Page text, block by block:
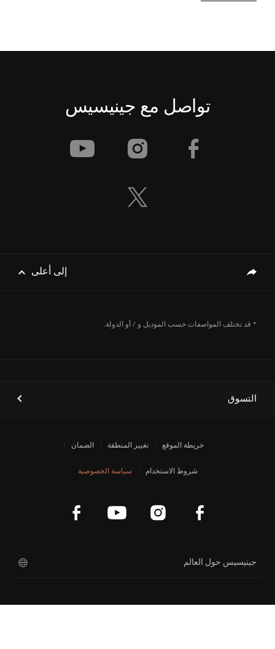
تواصل مع جينيسيس
إلى أعلى
* قد تختلف المواصفات حسب الموديل و / أو الدولة.
التسوق
خريطة الموقع تغيير المنطقة الضمان
شروط الاستخدام سياسة الخصوصية
جينيسيس حول العالم